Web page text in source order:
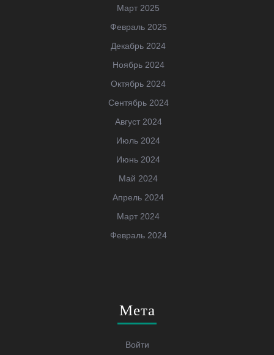
Март 2025
Февраль 2025
Декабрь 2024
Ноябрь 2024
Октябрь 2024
Сентябрь 2024
Август 2024
Июль 2024
Июнь 2024
Май 2024
Апрель 2024
Март 2024
Февраль 2024
Мета
Войти